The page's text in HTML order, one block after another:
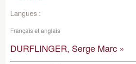
Langues :
Français et anglais
DURFLINGER, Serge Marc »